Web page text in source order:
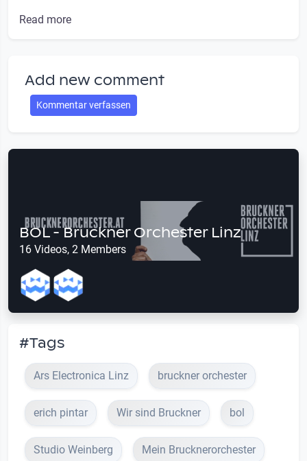
Read more
Add new comment
Kommentar verfassen
BOL - Bruckner Orchester Linz
16 Videos, 2 Members
#Tags
Ars Electronica Linz bruckner orchester
erich pintar Wir sind Bruckner bol
Studio Weinberg Mein Brucknerorchester